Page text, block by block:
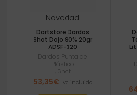
Novedad
Dartstore Dardos
Shot Dojo 90% 20gr
ADSF-320
Dardos Punta de
Plástico
Shot
53,35€ Iva incluido